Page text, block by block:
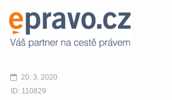
20. 3. 2020
ID: 110829